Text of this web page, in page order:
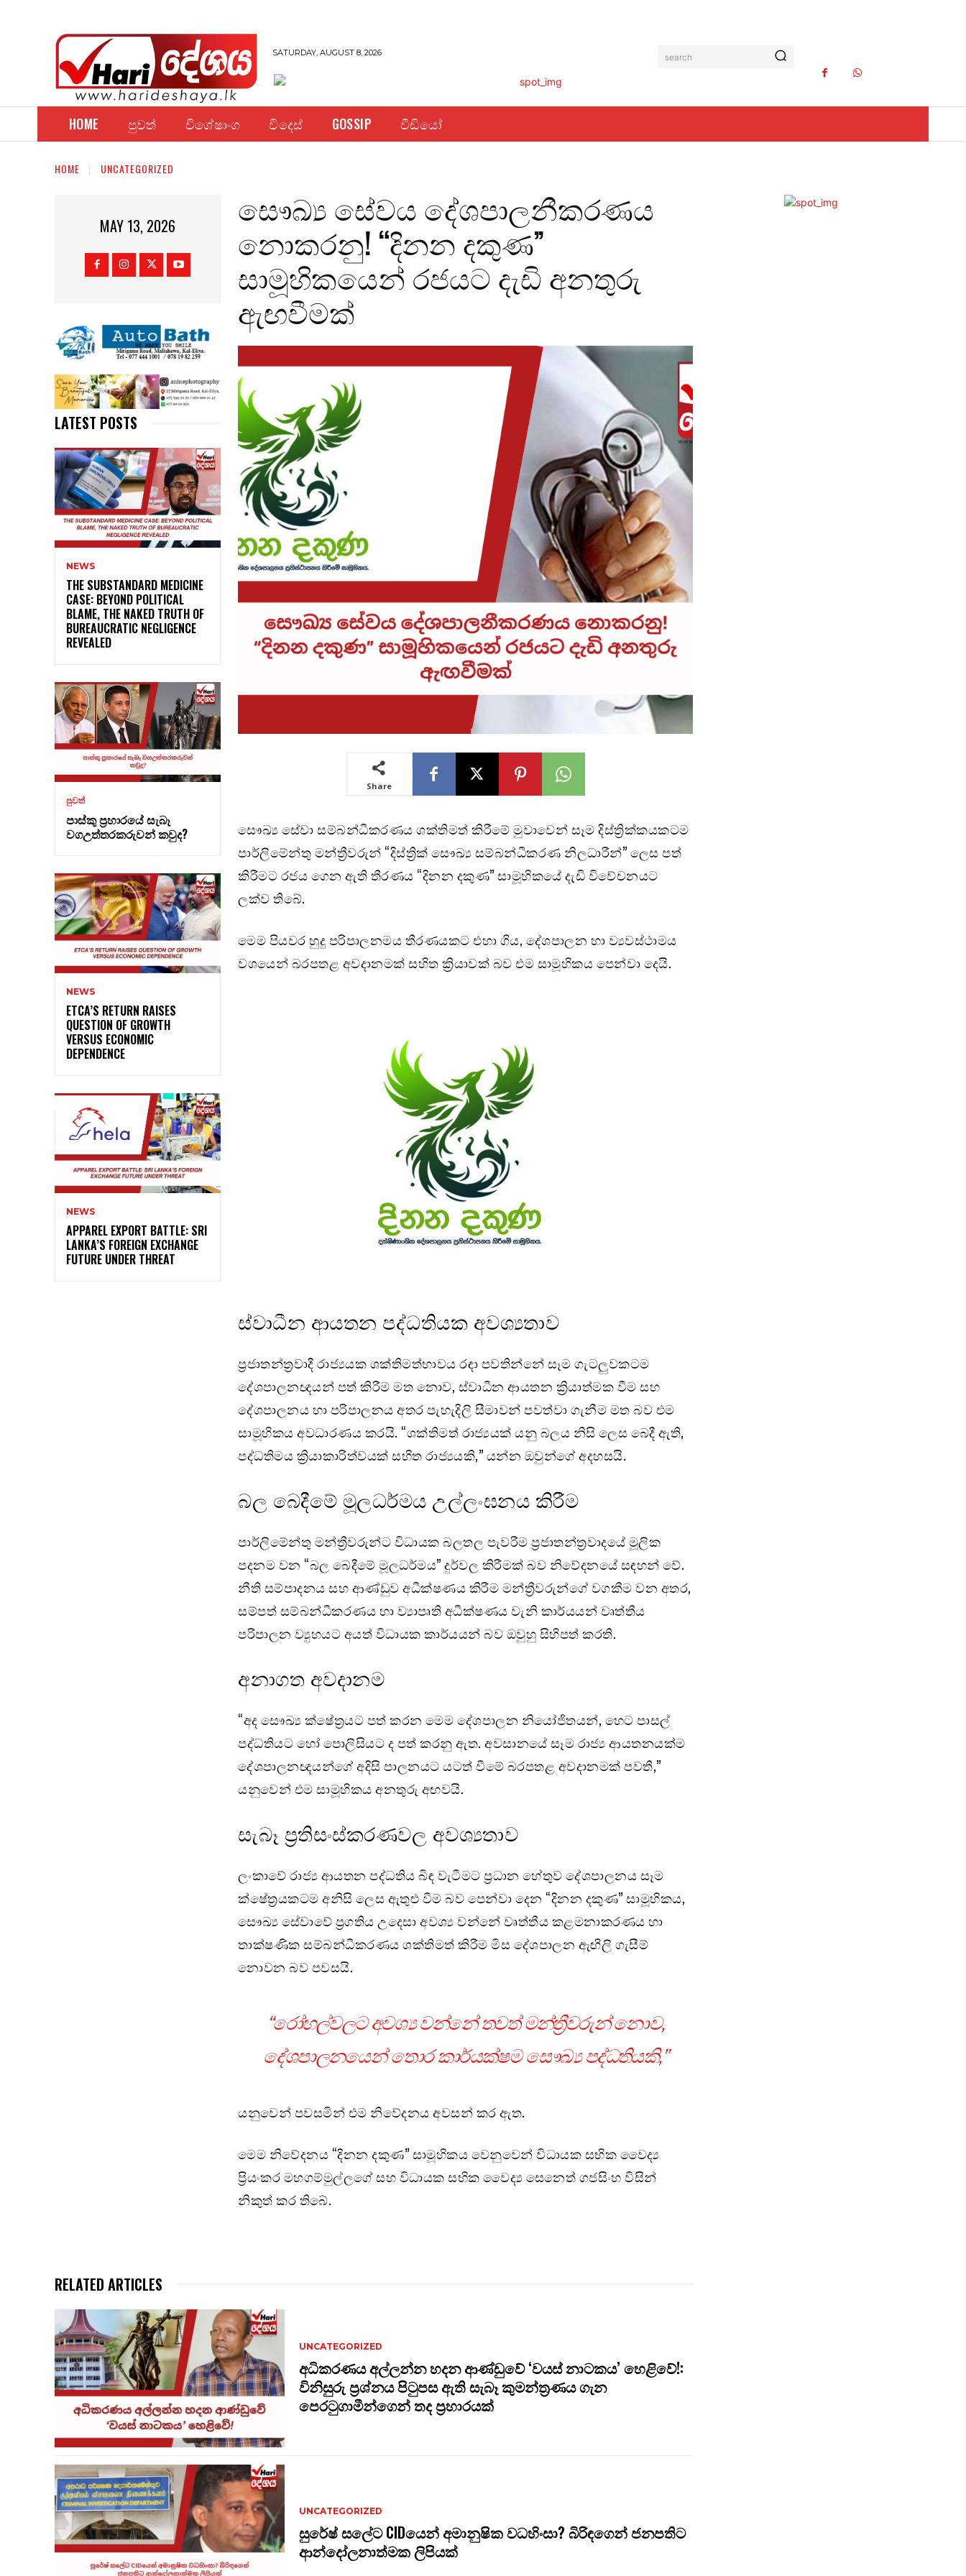
SATURDAY, AUGUST 8, 2026 search
HOME පුවත් විශේෂාංග විදෙස් GOSSIP වීඩියෝ
HOME UNCATEGORIZED
MAY 13, 2026
LATEST POSTS
NEWS
THE SUBSTANDARD MEDICINE
CASE: BEYOND POLITICAL
BLAME, THE NAKED TRUTH OF
BUREAUCRATIC NEGLIGENCE
REVEALED
පුවත්
පාස්කු ප්‍රහාරයේ සැබෑ
වගඋත්තරකරුවන් කවුද?
NEWS
ETCA’S RETURN RAISES
QUESTION OF GROWTH
VERSUS ECONOMIC
DEPENDENCE
NEWS
APPAREL EXPORT BATTLE: SRI
LANKA’S FOREIGN EXCHANGE
FUTURE UNDER THREAT
සෞඛ්‍ය සේවය දේශපාලනීකරණය
නොකරනු! “දිනන දකුණ”
සාමූහිකයෙන් රජයට දැඩි අනතුරු
ඇඟවීමක්
Share
සෞඛ්‍ය සේවා සම්බන්ධීකරණය ශක්තිමත් කිරීමේ මුවාවෙන් සෑම දිස්ත්‍රික්කයකටම
පාර්ලිමේන්තු මන්ත්‍රීවරුන් “දිස්ත්‍රික් සෞඛ්‍ය සම්බන්ධීකරණ නිලධාරීන්” ලෙස පත්
කිරීමට රජය ගෙන ඇති තීරණය “දිනන දකුණ” සාමූහිකයේ දැඩි විවේචනයට
ලක්ව තිබේ.
මෙම පියවර හුදු පරිපාලනමය තීරණයකට එහා ගිය, දේශපාලන හා ව්‍යවස්ථාමය
වශයෙන් බරපතළ අවදානමක් සහිත ක්‍රියාවක් බව එම සාමූහිකය පෙන්වා දෙයි.
ස්වාධීන ආයතන පද්ධතියක අවශ්‍යතාව
ප්‍රජාතන්ත්‍රවාදී රාජ්‍යයක ශක්තිමත්භාවය රඳා පවතින්නේ සෑම ගැටලුවකටම
දේශපාලනඥයන් පත් කිරීම මත නොව, ස්වාධීන ආයතන ක්‍රියාත්මක වීම සහ
දේශපාලනය හා පරිපාලනය අතර පැහැදිලි සීමාවන් පවත්වා ගැනීම මත බව එම
සාමූහිකය අවධාරණය කරයි. “ශක්තිමත් රාජ්‍යයක් යනු බලය නිසි ලෙස බෙදී ඇති,
පද්ධතිමය ක්‍රියාකාරිත්වයක් සහිත රාජ්‍යයකි,” යන්න ඔවුන්ගේ අදහසයි.
බල බෙදීමේ මූලධර්මය උල්ලංඝනය කිරීම
පාර්ලිමේන්තු මන්ත්‍රීවරුන්ට විධායක බලතල පැවරීම ප්‍රජාතන්ත්‍රවාදයේ මූලික
පදනම වන “බල බෙදීමේ මූලධර්මය” දුර්වල කිරීමක් බව නිවේදනයේ සඳහන් වේ.
නීති සම්පාදනය සහ ආණ්ඩුව අධීක්ෂණය කිරීම මන්ත්‍රීවරුන්ගේ වගකීම වන අතර,
සම්පත් සම්බන්ධීකරණය හා ව්‍යාපෘති අධීක්ෂණය වැනි කාර්යයන් වෘත්තීය
පරිපාලන ව්‍යුහයට අයත් විධායක කාර්යයන් බව ඔවුහු සිහිපත් කරති.
අනාගත අවදානම
“අද සෞඛ්‍ය ක්ෂේත්‍රයට පත් කරන මෙම දේශපාලන නියෝජිතයන්, හෙට පාසල්
පද්ධතියට හෝ පොලිසියට ද පත් කරනු ඇත. අවසානයේ සෑම රාජ්‍ය ආයතනයක්ම
දේශපාලනඥයන්ගේ අදිසි පාලනයට යටත් වීමේ බරපතළ අවදානමක් පවතී,”
යනුවෙන් එම සාමූහිකය අනතුරු අඟවයි.
සැබෑ ප්‍රතිසංස්කරණවල අවශ්‍යතාව
ලංකාවේ රාජ්‍ය ආයතන පද්ධතිය බිඳ වැටීමට ප්‍රධාන හේතුව දේශපාලනය සෑම
ක්ෂේත්‍රයකටම අනිසි ලෙස ඇතුළු වීම බව පෙන්වා දෙන “දිනන දකුණ” සාමූහිකය,
සෞඛ්‍ය සේවාවේ ප්‍රගතිය උදෙසා අවශ්‍ය වන්නේ වෘත්තීය කළමනාකරණය හා
තාක්ෂණික සම්බන්ධීකරණය ශක්තිමත් කිරීම මිස දේශපාලන ඇඟිලි ගැසීම්
නොවන බව පවසයි.
“රෝහල්වලට අවශ්‍ය වන්නේ තවත් මන්ත්‍රීවරුන් නොව,
දේශපාලනයෙන් තොර කාර්යක්ෂම සෞඛ්‍ය පද්ධතියකි,”
යනුවෙන් පවසමින් එම නිවේදනය අවසන් කර ඇත.
මෙම නිවේදනය “දිනන දකුණ” සාමූහිකය වෙනුවෙන් විධායක සභික වෛද්‍ය
ප්‍රියංකර මහගම්මුල්ලගේ සහ විධායක සභික වෛද්‍ය සෙනෙත් ගජසිංහ විසින්
නිකුත් කර තිබේ.
RELATED ARTICLES
UNCATEGORIZED
අධිකරණය අල්ලන්න හදන ආණ්ඩුවේ ‘වයස් නාටකය’ හෙළිවේ!:
විනිසුරු ප්‍රශ්නය පිටුපස ඇති සැබෑ කුමන්ත්‍රණය ගැන
පෙරටුගාමීන්ගෙන් තද ප්‍රහාරයක්
UNCATEGORIZED
සුරේෂ් සලේට CIDයෙන් අමානුෂික වධහිංසා? බිරිඳගෙන් ජනපතිට
ආන්දෝලනාත්මක ලිපියක්